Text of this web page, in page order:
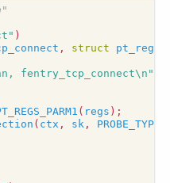
)
, struct pt_regs
fentry_tcp_connect\n "
( regs );
( ctx , sk ,